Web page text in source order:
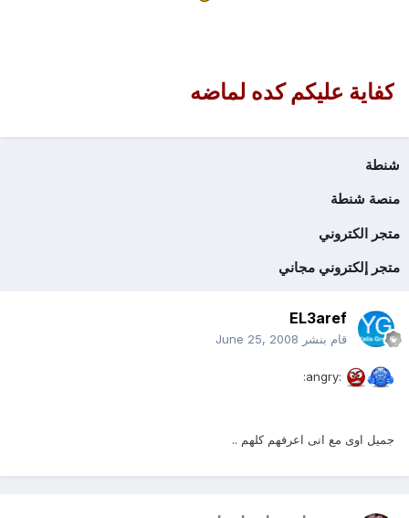
كفاية عليكم كده لماضه
شنطة
منصة شنطة
متجر الكتروني
متجر إلكتروني مجاني
EL3aref
قام بنشر June 25, 2008
:angry:
جميل اوى مع انى اعرفهم كلهم ..